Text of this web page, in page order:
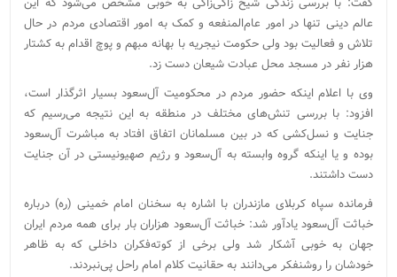
عالم دینی تنها در امور عام‌المنفعه و کمک به امور اقتصادی مردم در حال
تلاش و فعالیت بود ولی حکومت نیجریه با بهانه مبهم و پوچ اقدام به کشتار
هزار نفر در مسجد محل عبادت شیعان دست زد.
وی با اعلام اینکه حضور مردم در محکومیت آل‌سعود بسیار اثرگذار است،
افزود: با بررسی تنش‌های مختلف در منطقه به این نتیجه می‌رسیم که
جنایت و نسل‌کشی که در بین مسلمانان اتفاق افتاد به مباشرت آل‌سعود
بوده و یا اینکه گروه وابسته به آل‌سعود و رژیم صهیونیستی در آن جنایت
دست داشتند.
فرمانده سپاه کربلای مازندران با اشاره به سخنان امام خمینی (ره) درباره
خباثت آل‌سعود یادآور شد: خباثت آل‌سعود هزاران بار برای همه مردم ایران
جهان به خوبی آشکار شد ولی برخی از کوته‌فکران داخلی که به ظاهر
خودشان را روشنفکر می‌دانند به حقانیت کلام امام راحل پی‌نبردند.